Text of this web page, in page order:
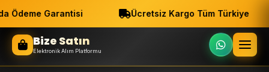
Ödeme Garantisi Ücretsiz Kargo Tüm Türkiye
Bize Satın
Elektronik Alım Platformu